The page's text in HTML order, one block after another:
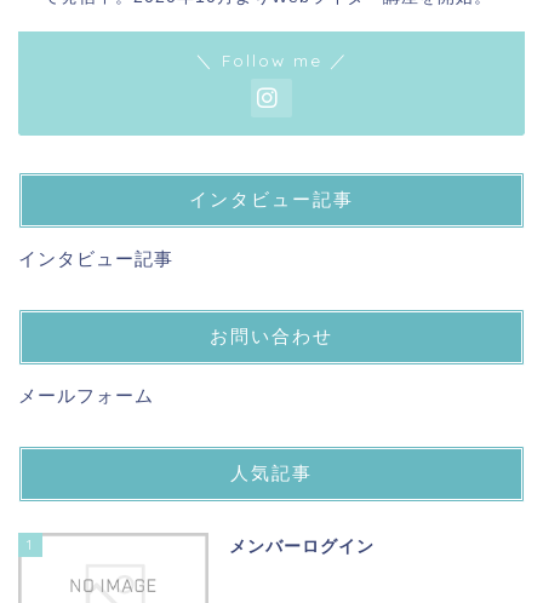
＼ Follow me ／
インタビュー記事
インタビュー記事
お問い合わせ
メールフォーム
人気記事
1 メンバーログイン